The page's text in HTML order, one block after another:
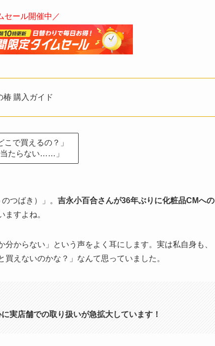
セール開催中／
椿 購入ガイド
で買えるの？」
当たらない……」
つばき）」。 吉永小百合さんが36年ぶりに化粧品CMへの
ますよね。
からない」という声をよく耳にします。実は私自身も、
えないのかな？」なんて思っていました。
実店舗での取り扱いが急拡大しています！